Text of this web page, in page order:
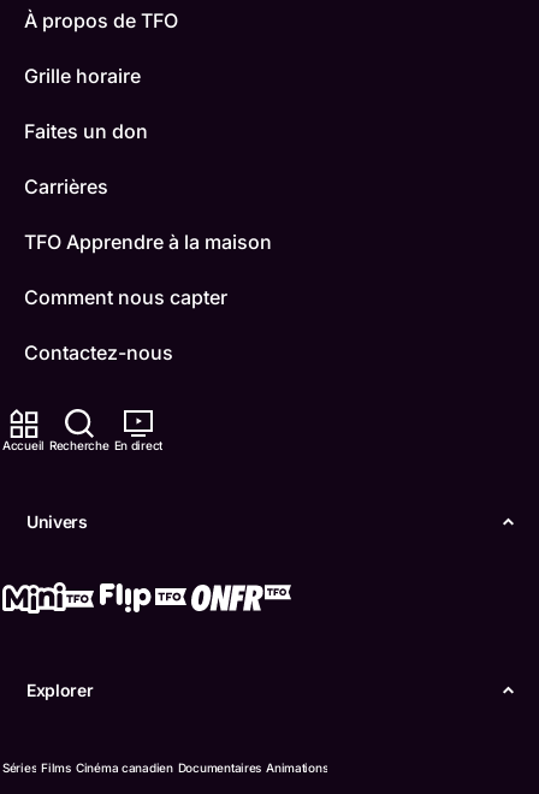
Accueil Recherche En direct
Univers
Explorer
Séries Films Cinéma canadien Documentaires Animations
À propos de TFO
Grille horaire
Faites un don
Carrières
TFO Apprendre à la maison
Comment nous capter
Contactez-nous
ONFR
Boukili
Confidentialité
langue française de l’Ontario (TFO) - 2026